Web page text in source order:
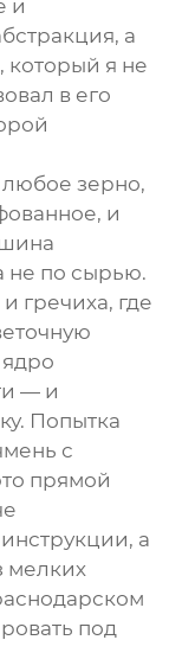
и
а
который я не
в его
любое зерно,
и
не по сырью.
гречиха, где
— и
Попытка
с
прямой
а
мелких
под